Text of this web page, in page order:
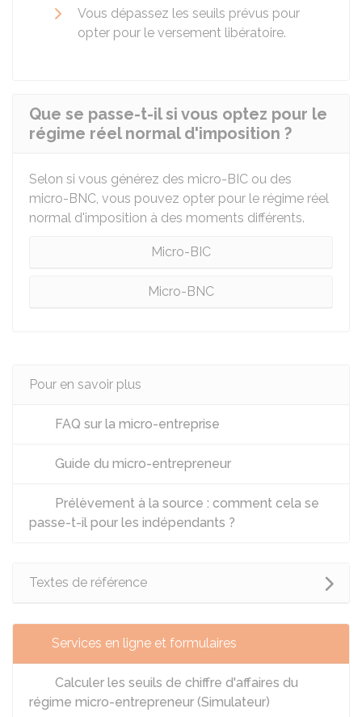
Vous dépassez les seuils prévus pour
opter pour le versement libératoire.
Que se passe-t-il si vous optez pour le
régime réel normal d'imposition ?
Selon si vous générez des micro-BIC ou des
micro-BNC, vous pouvez opter pour le régime réel
normal d'imposition à des moments différents.
Micro-BIC
Micro-BNC
Pour en savoir plus
FAQ sur la micro-entreprise
Guide du micro-entrepreneur
Prélèvement à la source : comment cela se
passe-t-il pour les indépendants ?
Textes de référence
Services en ligne et formulaires
Calculer les seuils de chiffre d'affaires du
régime micro-entrepreneur (Simulateur)